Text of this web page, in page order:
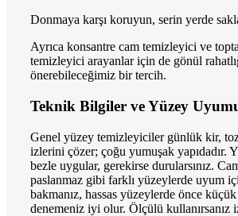
Donmaya karşı koruyun, serin yerde
Ayrıca konsantre cam temizleyici ve
temizleyici arayanlar için de gönül
önerebileceğimiz bir tercih.
Teknik Bilgiler ve Yüzey
Genel yüzey temizleyiciler günlük kir,
izlerini çözer; çoğu yumuşak yapıdadır.
bezle uygular, gerekirse durularsınız.
paslanmaz gibi farklı yüzeylerde uyum
bakmanız, hassas yüzeylerde önce
denemeniz iyi olur. Ölçülü kullanırsanız